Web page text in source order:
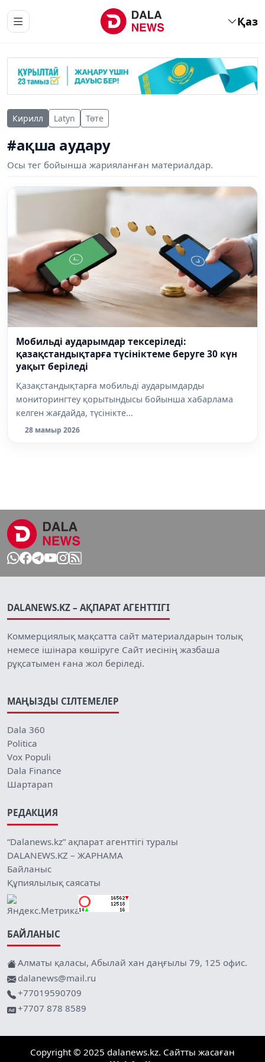
Қаз
Кирилл Latyn Төте
#ақша аудару
Осы тег бойынша жарияланған материалдар.
Мобильді аударымдар тексеріледі:
қазақстандықтарға түсініктеме беруге 30 күн
уақыт беріледі
Қазақстандықтарға мобильді аударымдарды
мониторингтеу қорытындысы бойынша хабарлама
келген жағдайда, түсінікте...
28 мамыр 2026
DALANEWS.KZ – АҚПАРАТ АГЕНТТІГІ
Коммерциялық мақсатта сайт материалдарын толық
немесе ішінара көшіруге Сайт иесінің жазбаша
рұқсатымен ғана жол беріледі.
МАҢЫЗДЫ СІЛТЕМЕЛЕР
Dala 360
Politica
Vox Populi
Dala Finance
Шартарап
РЕДАКЦИЯ
“Dalanews.kz” ақпарат агенттігі туралы
DALANEWS.KZ – ЖАРНАМА
Байланыс
Құпиялылық саясаты
БАЙЛАНЫС
Алматы қаласы, Абылай хан даңғылы 79, 125 офис.
dalanews@mail.ru
+77019590709
+7707 878 8589
Copyright © 2025 dalanews.kz. Сайтты жасаған